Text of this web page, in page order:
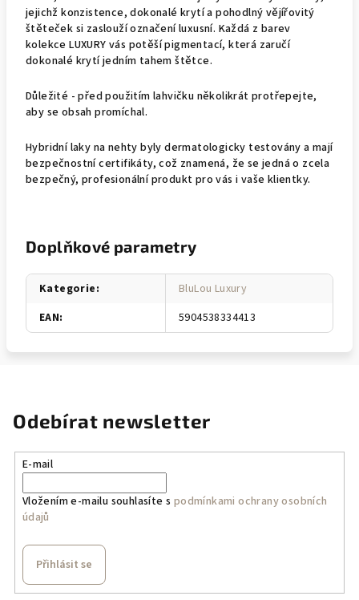
jejichž konzistence, dokonalé krytí a pohodlný vějířovitý
štěteček si zaslouží označení luxusní. Každá z barev
kolekce LUXURY vás potěší pigmentací, která zaručí
dokonalé krytí jedním tahem štětce.
Důležité - před použitím lahvičku několikrát protřepejte,
aby se obsah promíchal.
Hybridní laky na nehty byly dermatologicky testovány a mají
bezpečnostní certifikáty, což znamená, že se jedná o zcela
bezpečný, profesionální produkt pro vás i vaše klientky.
Doplňkové parametry
Kategorie:
BluLou Luxury
EAN: 5904538334413
Odebírat newsletter
E-mail
Vložením e-mailu souhlasíte s podmínkami ochrany osobních
údajů
Přihlásit se